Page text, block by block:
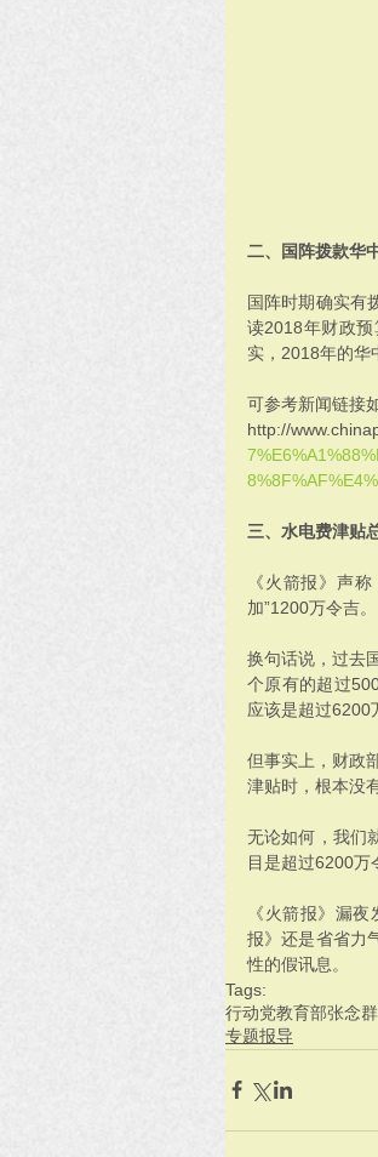
二、国阵拨款华
国阵时期确实有
读2018年财政
实，2018年的华
可参考新闻链接
http://
三、水电费津贴
《火箭报》声
加”1200万令吉。
换句话说，过去
个原有的超过
应该是超过6200
但事实上，财政
津贴时，根本没
无论如何，我们
目是超过6200万
《火箭报》漏
报》还是省省力
性的假讯息。
Tags:
行动党教育部张念群
专题报导